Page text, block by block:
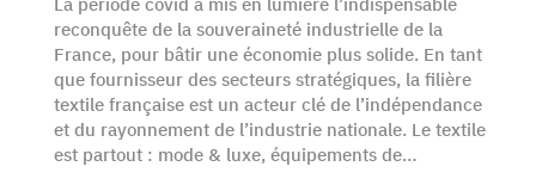
reconquête de la souveraineté industrielle de la
France, pour bâtir une économie plus solide. En tant
que fournisseur des secteurs stratégiques, la filière
textile française est un acteur clé de l’indépendance
et du rayonnement de l’industrie nationale. Le textile
est partout : mode & luxe, équipements de…